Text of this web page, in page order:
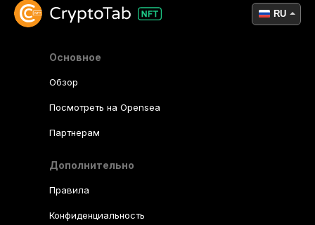
Основное
Обзор
Посмотреть на Opensea
Партнерам
Дополнительно
Правила
Конфиденциальность
RU